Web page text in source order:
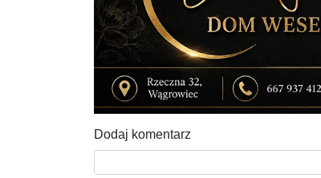
Dodaj komentarz
Tekst komentarza